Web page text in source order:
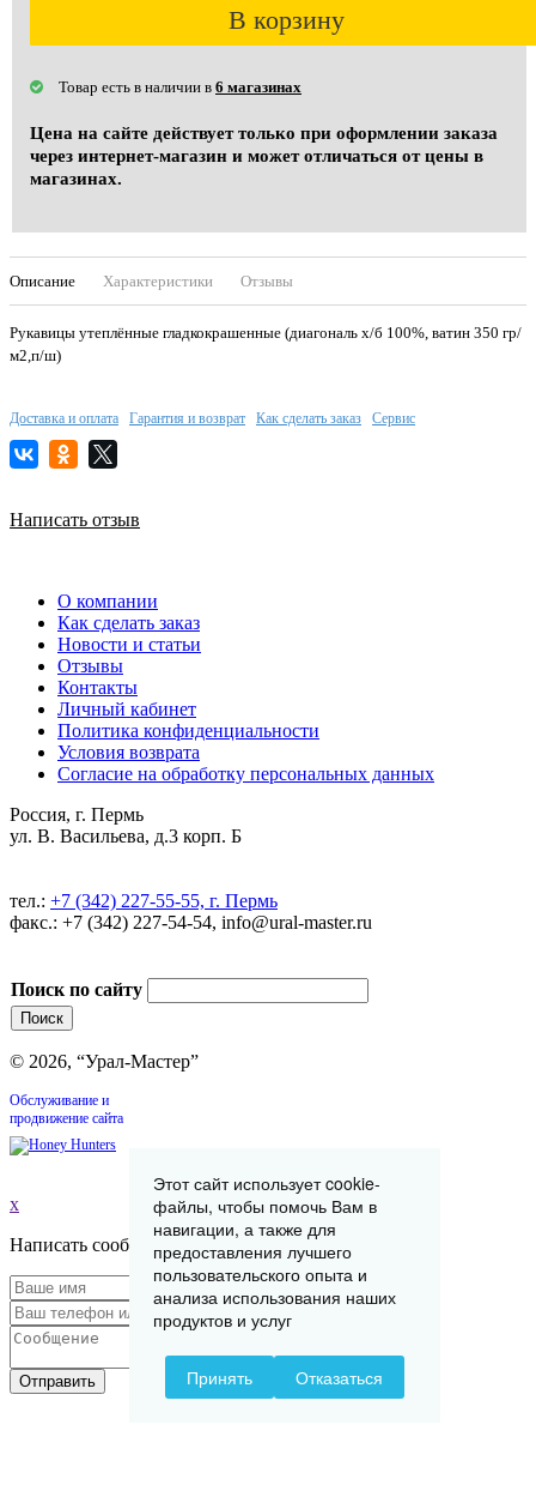
В корзину
Товар есть в наличии в 6 магазинах
Цена на сайте действует только при оформлении заказа
через интернет-магазин и может отличаться от цены в
магазинах.
Описание Характеристики Отзывы
Рукавицы утеплённые гладкокрашенные (диагональ х/б 100%, ватин 350 гр/
м2,п/ш)
Доставка и оплата Гарантия и возврат Как сделать заказ Сервис
Написать отзыв
О компании
Как сделать заказ
Новости и статьи
Отзывы
Контакты
Личный кабинет
Политика конфиденциальности
Условия возврата
Согласие на обработку персональных данных
Россия, г. Пермь
ул. В. Васильева, д.3 корп. Б
тел.: +7 (342) 227-55-55, г. Пермь
факс.: +7 (342) 227-54-54, info@ural-master.ru
Поиск по сайту
© 2026, “Урал-Мастер”
Обслуживание и
продвижение сайта
x
Написать сообщение
Отправить
Этот сайт использует cookie-
файлы, чтобы помочь Вам в
навигации, а также для
предоставления лучшего
пользовательского опыта и
анализа использования наших
продуктов и услуг
Принять Отказаться